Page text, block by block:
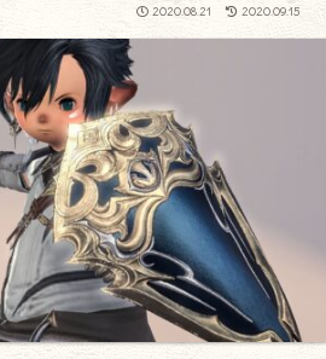
2020.08.21 2020.09.15